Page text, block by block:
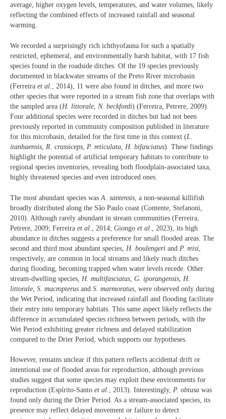
average, higher oxygen levels, temperatures, and water volumes, likely
reflecting the combined effects of increased rainfall and seasonal
warming.
We recorded a surprisingly rich ichthyofauna for such a spatially
restricted, ephemeral, and environmentally harsh habitat, with 17 fish
species found in the roadside ditches. Of the 19 species previously
documented in blackwater streams of the Preto River microbasin
(Ferreira et al ., 2014), 11 were also found in ditches, and more two
other species that were reported in a stream fish zone that overlaps with
the sampled area (H. littorale N. beckfordi) (Ferreira, Petrere, 2009).
Four additional species were recorded in ditches but had not been
previously reported in community composition published in literature
for this microbasin, detailed for the first time in this context (L.
itanhaensis R. crassiceps P. reticulata H. bifasciatus). These findings
highlight the potential of artificial temporary habitats to contribute to
regional species inventories, revealing both floodplain-associated taxa,
highly threatened species and even introduced ones.
The most abundant species was A. santensis , a non-seasonal killifish
broadly distributed along the São Paulo coast (Contente, Stefanoni,
2010). Although rarely abundant in stream communities (Ferreira,
Petrere, 2009; Ferreira et al ., 2014; Giongo et al ., 2023), its high
abundance in ditches suggests a preference for small flooded areas. The
second and third most abundant species, H. boulengeri and P. reisi
respectively, are common in local streams and likely reach ditches
during flooding, becoming trapped when water levels recede. Other
stream-dwelling species, H. multifasciatus G. iporangensis H.
littorale S. macropterus and S. marmoratus , were observed only during
the Wet Period, indicating that increased rainfall and flooding facilitate
their entry into temporary habitats. This same aspect likely reflects the
difference in accumulated species richness between periods, with the
Wet Period exhibiting greater richness and delayed stabilization
compared to the Drier Period, which supports our hypotheses.
However, remains unclear if this pattern reflects accidental drift or
intentional use of flooded areas for reproduction, although previous
studies suggest that some species may exploit these environments for
reproduction (Espírito-Santo et al., 2013). Interestingly, P. obtusa was
found only during the Drier Period. As a stream-associated species, its
presence may reflect delayed movement or failure to detect